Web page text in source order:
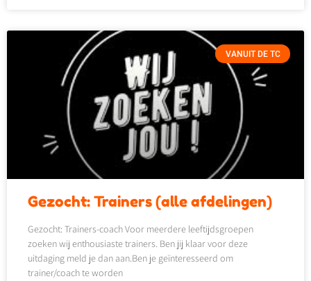
VANUIT DE TC
Gezocht: Trainers (alle afdelingen)
Gezocht: Trainers-coach Voor meerdere leeftijdsgroepen
zoeken wij enthousiaste trainers. Ben jij klaar voor deze
uitdaging meld je dan aan.Ben je geïnteresseerd om
trainer/coach te worden